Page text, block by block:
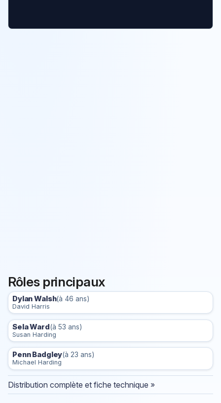
Rôles principaux
Dylan Walsh(à 46 ans)
David Harris
Sela Ward(à 53 ans)
Susan Harding
Penn Badgley(à 23 ans)
Michael Harding
Distribution complète et fiche technique »